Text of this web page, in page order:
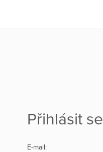
Přihlásit se
E-mail: